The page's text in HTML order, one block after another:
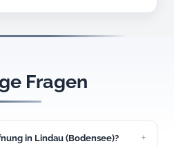
Fragen
in Lindau (Bodensee)?